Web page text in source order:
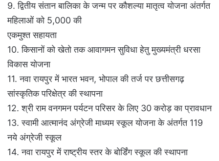
9. द्वितीय संतान बालिका के जन्म पर कौशल्या मातृत्व योजना अंतर्गत
महिलाओं को 5,000 की
एकमुश्त सहायता
10. किसानों को खेतो तक आवागमन सुविधा हेतु मुख्यमंत्री धरसा
विकास योजना
11. नवा रायपुर में भारत भवन, भोपाल की तर्ज पर छत्तीसगढ़
सांस्कृतिक परिक्षेत्र की स्थापना
12. श्री राम वनगमन पर्यटन परिसर के लिए 30 करोड़ का प्रावधान
13. स्वामी आत्मानंद अंग्रेजी माध्यम स्कूल योजना के अंतर्गत 119
नये अंग्रेजी स्कूल
14. नवा रायपुर में राष्ट्रीय स्तर के बोर्डिंग स्कूल की स्थापना